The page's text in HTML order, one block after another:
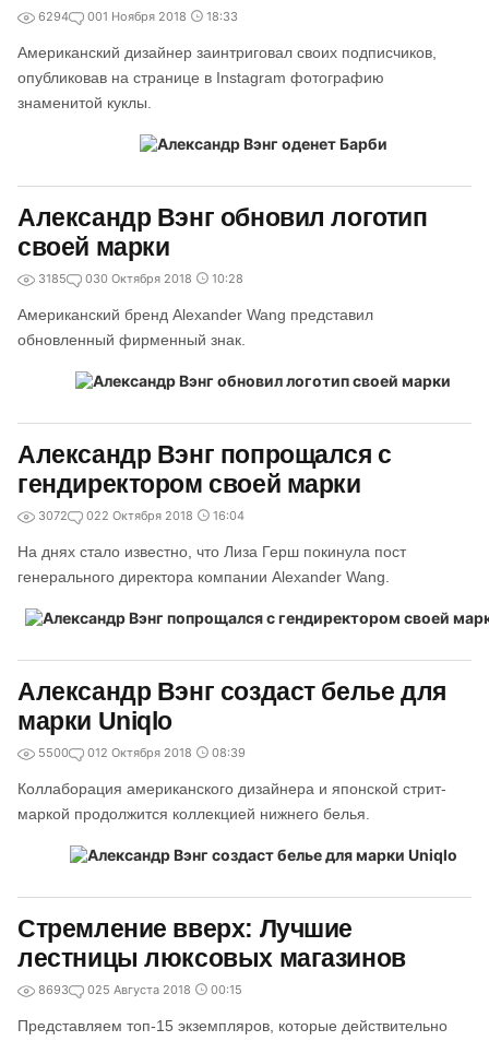
6294 001 Ноября 2018 18:33
Американский дизайнер заинтриговал своих подписчиков,
опубликовав на странице в Instagram фотографию
знаменитой куклы.
Александр Вэнг обновил логотип
своей марки
3185 030 Октября 2018 10:28
Американский бренд Alexander Wang представил
обновленный фирменный знак.
Александр Вэнг попрощался с
гендиректором своей марки
3072 022 Октября 2018 16:04
На днях стало известно, что Лиза Герш покинула пост
генерального директора компании Alexander Wang.
Александр Вэнг создаст белье для
марки Uniqlo
5500 012 Октября 2018 08:39
Коллаборация американского дизайнера и японской стрит-
маркой продолжится коллекцией нижнего белья.
Стремление вверх: Лучшие
лестницы люксовых магазинов
8693 025 Августа 2018 00:15
Представляем топ-15 экземпляров, которые действительно